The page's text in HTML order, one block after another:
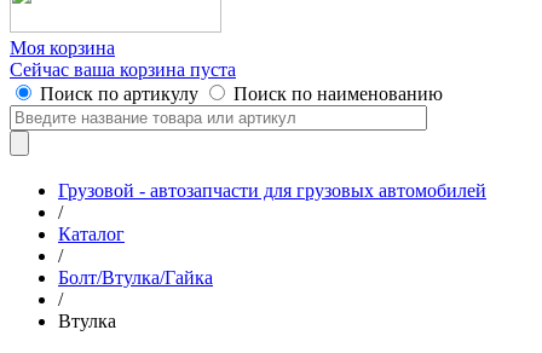
Моя корзина
Сейчас ваша корзина пуста
Поиск по артикулу
Поиск по наименованию
Грузовой - автозапчасти для грузовых автомобилей
/
Каталог
/
Болт/Втулка/Гайка
/
Втулка